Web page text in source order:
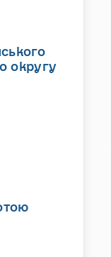
округу